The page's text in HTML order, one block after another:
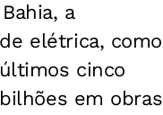
a
elétrica, como
cinco
em obras